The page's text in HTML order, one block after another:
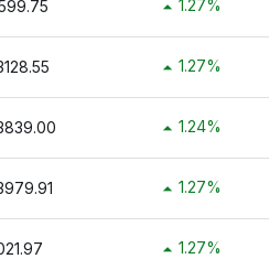
1.27%
1.27%
1.24%
1.27%
1.27%